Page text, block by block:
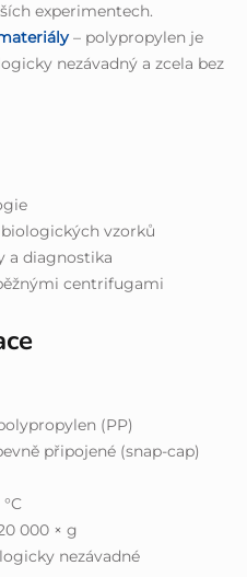
experimentech.
– polypropylen je
nezávadný a zcela bez
vzorků
a diagnostika
centrifugami
(PP)
připojené (snap-cap)
000 × g
nezávadné